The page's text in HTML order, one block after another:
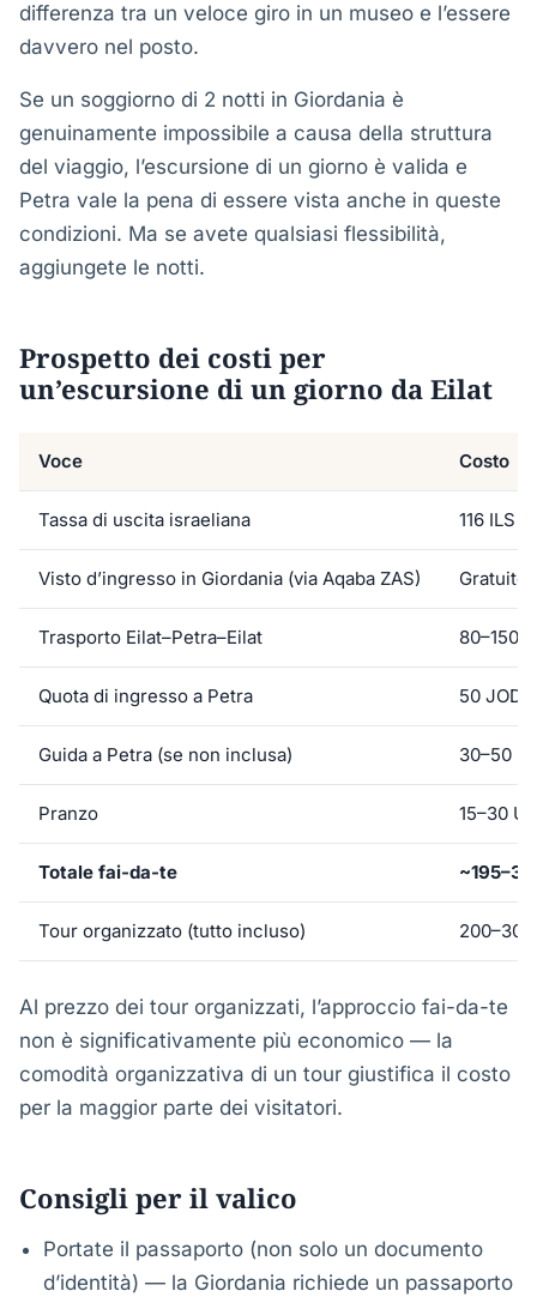
differenza tra un veloce giro in un museo e l’essere
davvero nel posto.
Se un soggiorno di 2 notti in Giordania è
genuinamente impossibile a causa della struttura
del viaggio, l’escursione di un giorno è valida e
Petra vale la pena di essere vista anche in queste
condizioni. Ma se avete qualsiasi flessibilità,
aggiungete le notti.
Prospetto dei costi per
un’escursione di un giorno da Eilat
Voce Costo
Tassa di uscita israeliana 116 ILS
Visto d’ingresso in Giordania (via Aqaba ZAS) Gratuito
Trasporto Eilat–Petra–Eilat 80–150
Quota di ingresso a Petra 50 JOD
Guida a Petra (se non inclusa) 30–50
Pranzo 15–30
Totale fai-da-te
Tour organizzato (tutto incluso) 200–300
Al prezzo dei tour organizzati, l’approccio fai-da-te
non è significativamente più economico — la
comodità organizzativa di un tour giustifica il costo
per la maggior parte dei visitatori.
Consigli per il valico
Portate il passaporto (non solo un documento
d’identità) — la Giordania richiede un passaporto